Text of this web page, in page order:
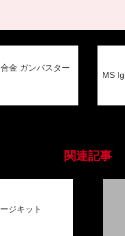
金 ガンバスター
MS
関連記事
ジキット